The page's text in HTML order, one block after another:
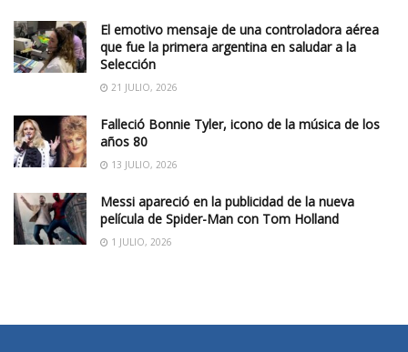
El emotivo mensaje de una controladora aérea
que fue la primera argentina en saludar a la
Selección
21 JULIO, 2026
Falleció Bonnie Tyler, icono de la música de los
años 80
13 JULIO, 2026
Messi apareció en la publicidad de la nueva
película de Spider-Man con Tom Holland
1 JULIO, 2026